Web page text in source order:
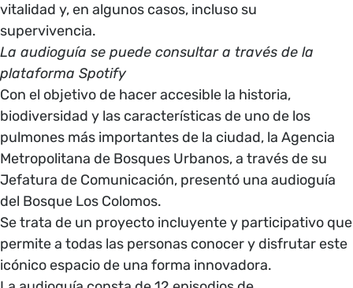
vitalidad y, en algunos casos, incluso su
supervivencia.
La audioguía se puede consultar a través de la
plataforma Spotify
Con el objetivo de hacer accesible la historia,
biodiversidad y las características de uno de los
pulmones más importantes de la ciudad, la Agencia
Metropolitana de Bosques Urbanos, a través de su
Jefatura de Comunicación, presentó una audioguía
del Bosque Los Colomos.
Se trata de un proyecto incluyente y participativo que
permite a todas las personas conocer y disfrutar este
icónico espacio de una forma innovadora.